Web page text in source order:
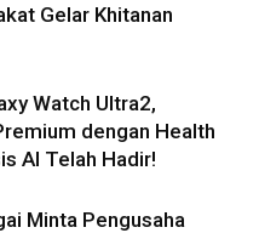
Gelar Khitanan
Watch Ultra2,
dengan Health
AI Telah Hadir!
Minta Pengusaha